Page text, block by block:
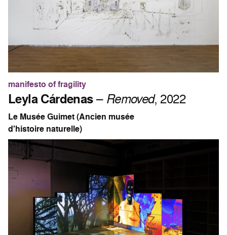
manifesto of fragility
Leyla Cárdenas– Removed, 2022
Le Musée Guimet (Ancien musée
d'histoire naturelle)